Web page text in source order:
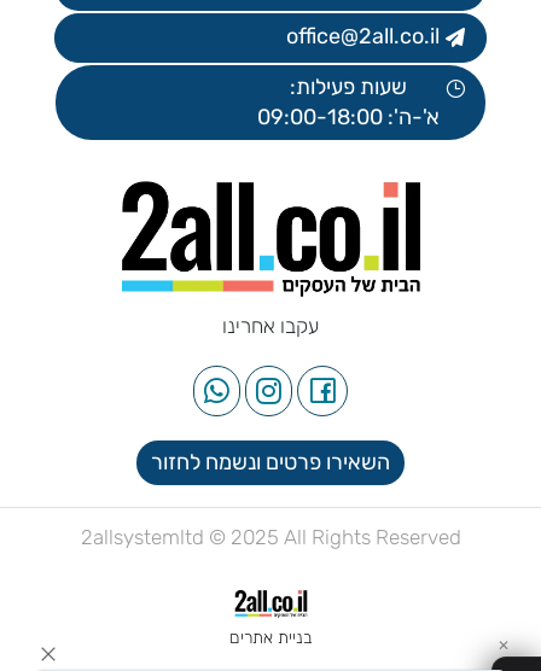
office@2all.co.il
שעות פעילות:
א'-ה': 09:00-18:00
עקבו אחרינו
השאירו פרטים ונשמח לחזור
2allsystemltd © 2025 All Rights Reserved
בניית אתרים ✕